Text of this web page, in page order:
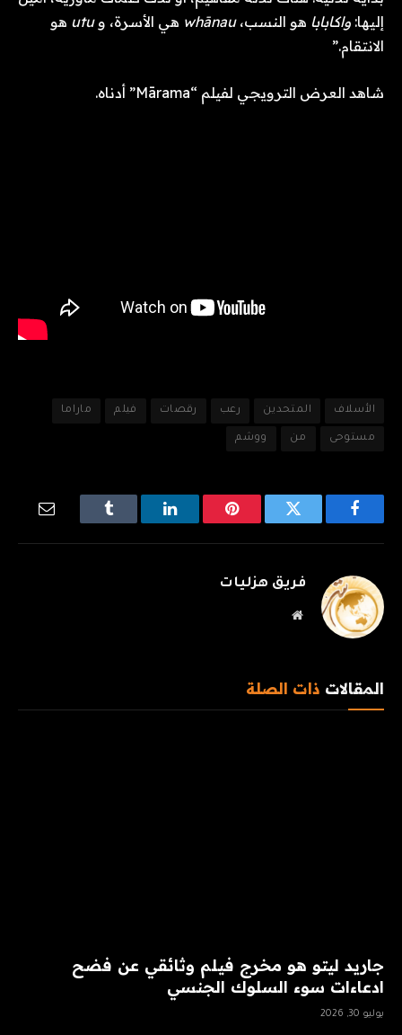
إليها: واكابابا هو النسب،whānau هي الأسرة، وutu هو
الانتقام.”
شاهد العرض الترويجي لفيلم “Mārama” أدناه.
الأسلاف المتحدين رعب رقصات فيلم ماراما
مستوحى من ووشم
فيسبوك تويتر بينتيريستلينكدإن Tumblr
فريق هزليات
موقع
المقالات ذات الصلة
جاريد ليتو هو مخرج فيلم وثائقي عن فضح
ادعاءات سوء السلوك الجنسي
يوليو 30, 2026